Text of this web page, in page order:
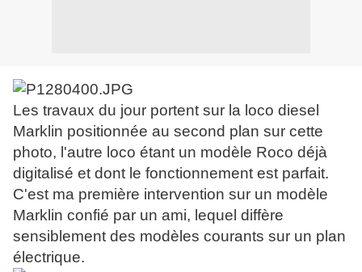
Les travaux du jour portent sur la loco diesel
Marklin positionnée au second plan sur cette
photo, l'autre loco étant un modèle Roco déjà
digitalisé et dont le fonctionnement est parfait.
C'est ma première intervention sur un modèle
Marklin confié par un ami, lequel diffère
sensiblement des modèles courants sur un plan
électrique.